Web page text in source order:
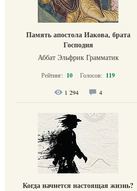
Память апостола Иакова, брата
Господня
Аббат Эльфрик Грамматик
Рейтинг: 10 Голосов: 119
1 294 4
Когда начнется настоящая жизнь?